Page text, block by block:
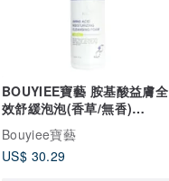
BOUYIEE寶藝 胺基酸益膚全
效舒緩泡泡(香草/無香)
Bouyiee寶藝
US$ 30.29